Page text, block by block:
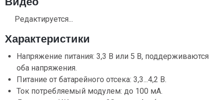
Редактируется...
Характеристики
Напряжение питания: 3,3 В или 5 В, поддерживаются
оба напряжения.
Питание от батарейного отсека: 3,3...4,2 В.
Ток потребляемый модулем: до 100 мА.